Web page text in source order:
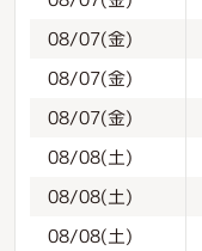
08/07(金)
08/07(金)
08/07(金)
08/08(土)
08/08(土)
08/08(土)